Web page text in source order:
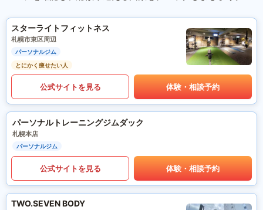
スターライトフィットネス
札幌市東区周辺
パーソナルジム
とにかく痩せたい人
公式サイトを見る 体験・相談予約
パーソナルトレーニングジムダック
札幌本店
パーソナルジム
公式サイトを見る 体験・相談予約
TWO.SEVEN BODY